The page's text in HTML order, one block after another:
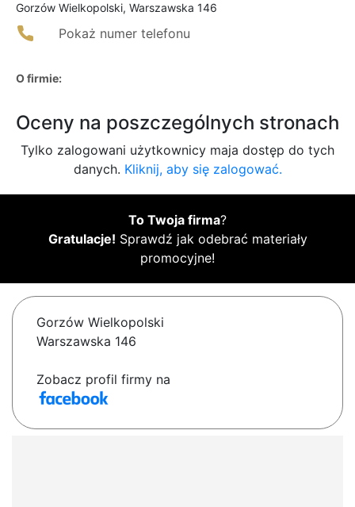
Gorzów Wielkopolski, Warszawska 146
Pokaż numer telefonu
O firmie:
Oceny na poszczególnych stronach
Tylko zalogowani użytkownicy maja dostęp do tych
danych. Kliknij, aby się zalogować.
To Twoja firma?
Gratulacje! Sprawdź jak odebrać materiały
promocyjne!
Gorzów Wielkopolski
Warszawska 146
Zobacz profil firmy na